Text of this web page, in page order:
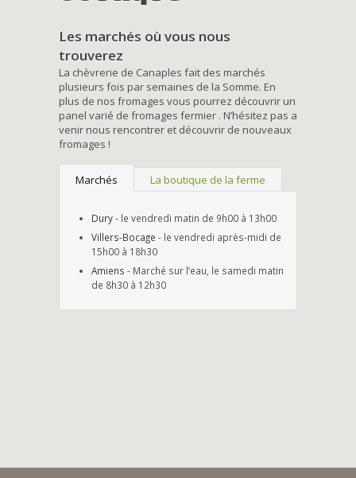
Les marchés où vous nous
trouverez
La chèvrerie de Canaples fait des marchés
plusieurs fois par semaines de la Somme. En
plus de nos fromages vous pourrez découvrir un
panel varié de fromages fermier . N’hésitez pas a
venir nous rencontrer et découvrir de nouveaux
fromages !
Marchés La boutique de la ferme
Dury- le vendredi matin de 9h00 à 13h00
Villers-Bocage - le vendredi après-midi de
15h00 à 18h30
Amiens - Marché sur l’eau, le samedi matin
de 8h30 à 12h30